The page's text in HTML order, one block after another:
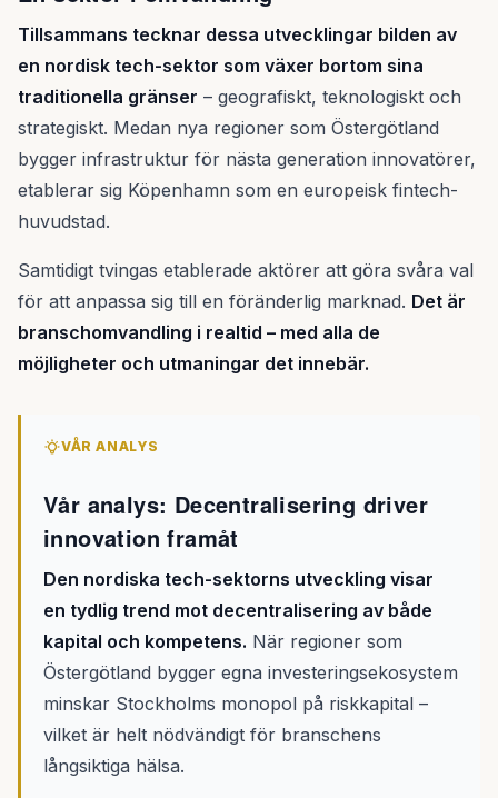
Tillsammans tecknar dessa utvecklingar bilden av
en nordisk tech-sektor som växer bortom sina
traditionella gränser – geografiskt, teknologiskt och
strategiskt. Medan nya regioner som Östergötland
bygger infrastruktur för nästa generation innovatörer,
etablerar sig Köpenhamn som en europeisk fintech-
huvudstad.
Samtidigt tvingas etablerade aktörer att göra svåra val
för att anpassa sig till en föränderlig marknad. Det är
branschomvandling i realtid – med alla de
möjligheter och utmaningar det innebär.
VÅR ANALYS
Vår analys: Decentralisering driver
innovation framåt
Den nordiska tech-sektorns utveckling visar
en tydlig trend mot decentralisering av både
kapital och kompetens. När regioner som
Östergötland bygger egna investeringsekosystem
minskar Stockholms monopol på riskkapital –
vilket är helt nödvändigt för branschens
långsiktiga hälsa.